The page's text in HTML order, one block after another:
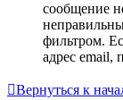
сообщение
фильтром.
адрес email,
Вернуться к